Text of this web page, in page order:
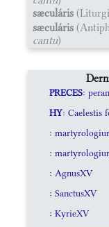
sæculáris
sæculáris
cantu)
PRECES:
HY: Caelestis
:
:
: AgnusXV
: SanctusXV
: KyrieXV